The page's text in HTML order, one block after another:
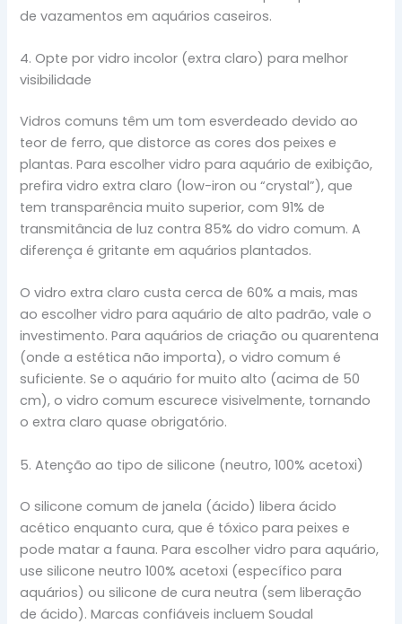
de vazamentos em aquários caseiros.
4. Opte por vidro incolor (extra claro) para melhor
visibilidade
Vidros comuns têm um tom esverdeado devido ao
teor de ferro, que distorce as cores dos peixes e
plantas. Para escolher vidro para aquário de exibição,
prefira vidro extra claro (low-iron ou “crystal”), que
tem transparência muito superior, com 91% de
transmitância de luz contra 85% do vidro comum. A
diferença é gritante em aquários plantados.
O vidro extra claro custa cerca de 60% a mais, mas
ao escolher vidro para aquário de alto padrão, vale o
investimento. Para aquários de criação ou quarentena
(onde a estética não importa), o vidro comum é
suficiente. Se o aquário for muito alto (acima de 50
cm), o vidro comum escurece visivelmente, tornando
o extra claro quase obrigatório.
5. Atenção ao tipo de silicone (neutro, 100% acetoxi)
O silicone comum de janela (ácido) libera ácido
acético enquanto cura, que é tóxico para peixes e
pode matar a fauna. Para escolher vidro para aquário,
use silicone neutro 100% acetoxi (específico para
aquários) ou silicone de cura neutra (sem liberação
de ácido). Marcas confiáveis incluem Soudal